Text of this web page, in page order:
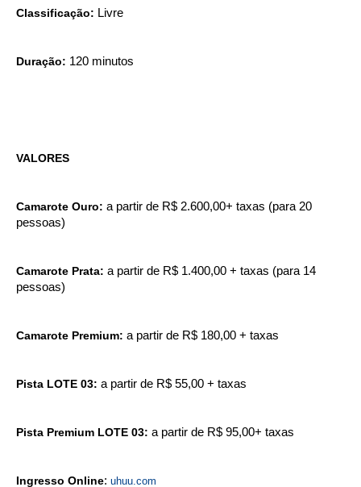
Classificação: Livre
Duração: 120 minutos
VALORES
Camarote Ouro: a partir de R$ 2.600,00+ taxas (para 20
pessoas)
Camarote Prata: a partir de R$ 1.400,00 + taxas (para 14
pessoas)
Camarote Premium: a partir de R$ 180,00 + taxas
Pista LOTE 03: a partir de R$ 55,00 + taxas
Pista Premium LOTE 03: a partir de R$ 95,00+ taxas
Ingresso Online: uhuu.com